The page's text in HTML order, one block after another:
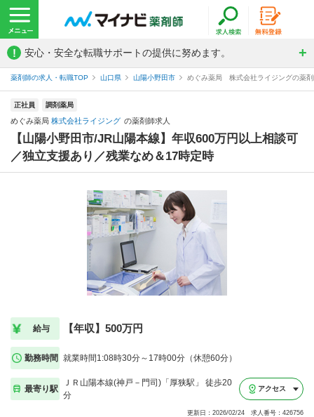
! 安心・安全な転職サポートの提供に努めます。
薬剤師の求人・転職TOP 山口県 山陽小野田市 めぐみ薬局 株式会社ライジングの薬剤
正社員 調剤薬局
めぐみ薬局 株式会社ライジング の薬剤師求人
【山陽小野田市/JR山陽本線】年収600万円以上相談可
／独立支援あり／残業なめ＆17時定時
給与 【年収】500万円
勤務時間 就業時間1:08時30分～17時00分（休憩60分）
最寄り駅
ＪＲ山陽本線(神戸－門司)「厚狭駅」 徒歩20
分
アクセス
更新日：2026/02/24 求人番号：426756